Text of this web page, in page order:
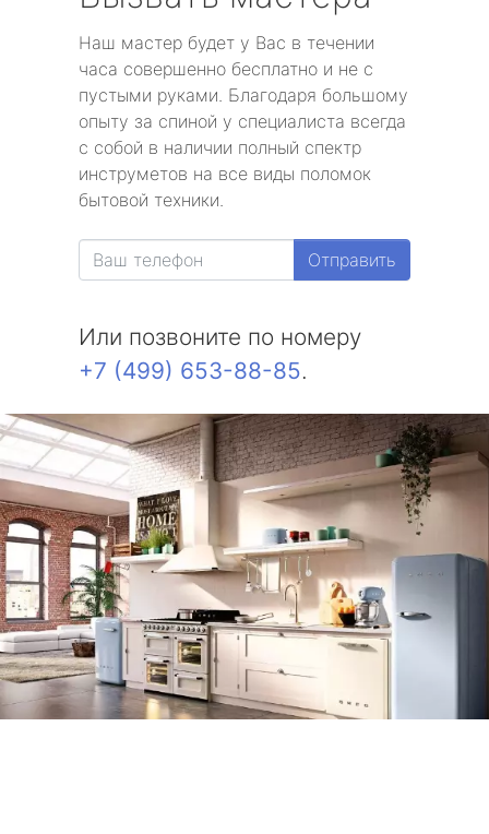
Наш мастер будет у Вас в течении
часа совершенно бесплатно и не с
пустыми руками. Благодаря большому
опыту за спиной у специалиста всегда
с собой в наличии полный спектр
инструметов на все виды поломок
бытовой техники.
Отправить
Или позвоните по номеру
+7 (499) 653-88-85.